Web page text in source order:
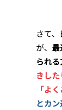
さて
が、
られる
きし
「よ
とカン